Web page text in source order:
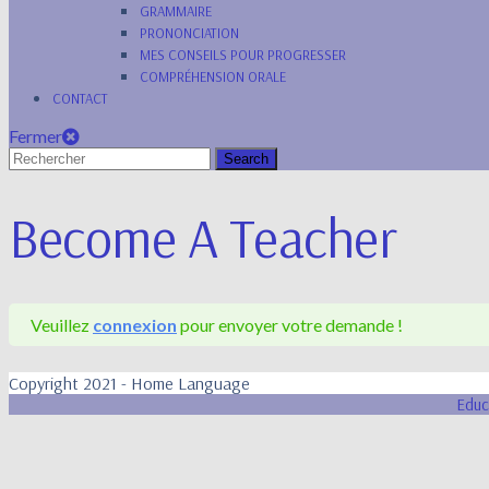
GRAMMAIRE
PRONONCIATION
MES CONSEILS POUR PROGRESSER
COMPRÉHENSION ORALE
CONTACT
Fermer
Fermer
Search
Become A Teacher
Veuillez connexion pour envoyer votre demande !
Copyright 2021 - Home Language